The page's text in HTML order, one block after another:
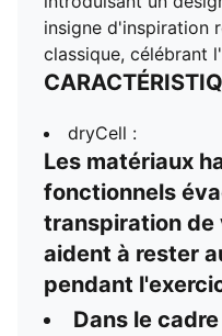
Ajustement : Régulier
Matériel principal :
Col :
Manches courtes
Longueur : Régulière
Portées par les joueurs
détails de la marque
Club et PUMA
insigne d'inspiration
classique, célébrant
dryCell :
Les matériaux
fonctionnels
transpiration de
aident à rester
pendant
Dans le